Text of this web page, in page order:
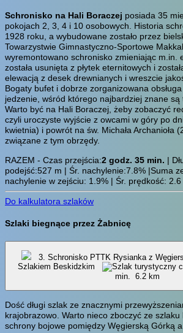
Schronisko na Hali Boraczej posiada 35
pokojach 2, 3, 4 i 10 osobowych. Historia
1928 roku, a wybudowane zostało przez
Towarzystwie Gimnastyczno-Sportowe
wyremontowano schronisko zmieniając m.in.
została usunięta z płytek eternitowych i
elewacją z desek drewnianych i wreszcie
Bogaty bufet i dobrze zorganizowana
jedzenie, wśród którego najbardziej znane są
Warto być na Hali Boraczej, żeby zobaczyć
czyli uroczyste wyjście z owcami w góry po
kwietnia) i powrót na św. Michała Archanioła
związane z tym obrzędy.
RAZEM - Czas przejścia:2 godz. 35 min. |
podejść:527 m | Śr. nachylenie:7.8% |Suma
nachylenie w zejściu: 1.9% | Śr. prędkość: 2.6
Do kalkulatora szlaków
Szlaki biegnące przez Żabnicę
3. Schronisko PTTK Rysianka z
Szlakiem Beskidzkim
min. 6.2 km
Dość długi szlak ze znacznymi
krajobrazowo. Warto nieco zboczyć ze
schrony bojowe pomiędzy Węgierską Górką a